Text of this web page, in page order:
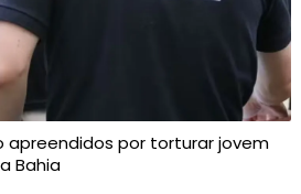
apreendidos por torturar jovem
Bahia